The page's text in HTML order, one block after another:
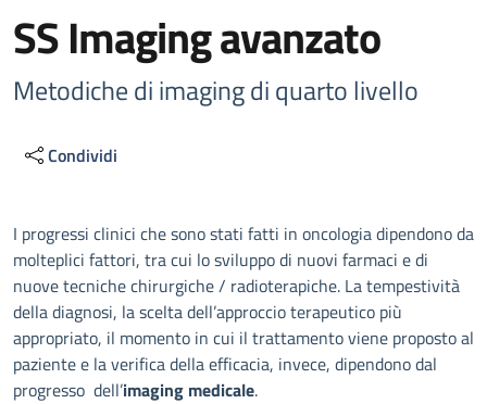
SS Imaging avanzato
Metodiche di imaging di quarto livello
Condividi
Descrizione
I progressi clinici che sono stati fatti in oncologia dipendono da
molteplici fattori, tra cui lo sviluppo di nuovi farmaci e di
nuove tecniche chirurgiche / radioterapiche. La tempestività
della diagnosi, la scelta dell’approccio terapeutico più
appropriato, il momento in cui il trattamento viene proposto al
paziente e la verifica della efficacia, invece, dipendono dal
progresso dell’imaging medicale.